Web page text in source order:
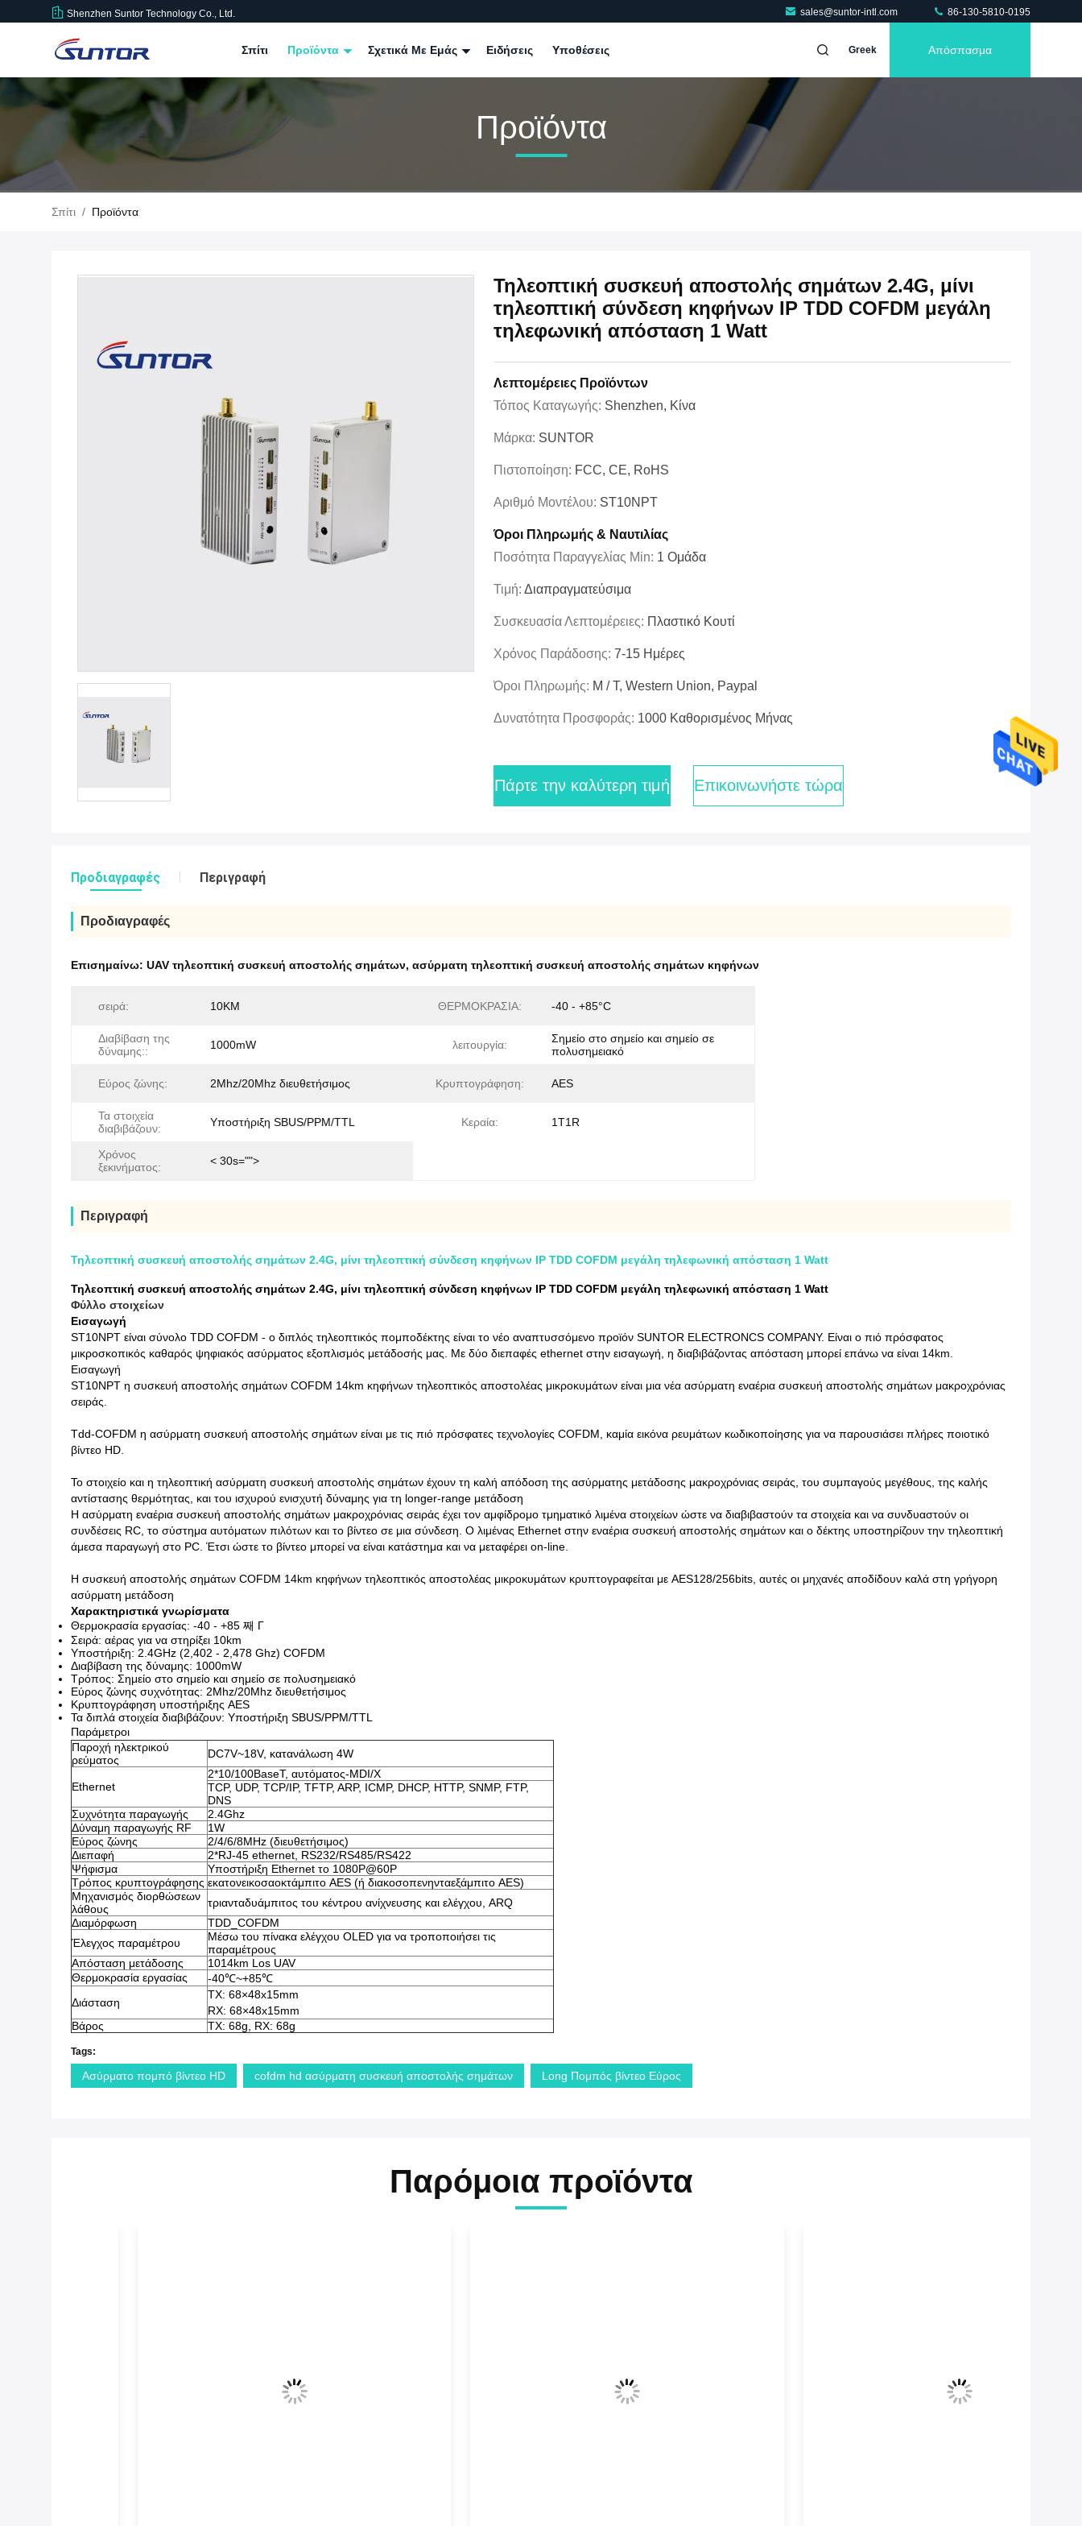
Shenzhen Suntor Technology Co., Ltd. sales@suntor-intl.com 86-130-5810-0195
Σπίτι Προϊόντα Σχετικά Με Εμάς Ειδήσεις Υποθέσεις Greek Απόσπασμα
Προϊόντα
Σπίτι / Προϊόντα
Τηλεοπτική συσκευή αποστολής σημάτων 2.4G, μίνι
τηλεοπτική σύνδεση κηφήνων IP TDD COFDM μεγάλη
τηλεφωνική απόσταση 1 Watt
Λεπτομέρειες Προϊόντων
Τόπος Καταγωγής: Shenzhen, Κίνα
Μάρκα: SUNTOR
Πιστοποίηση: FCC, CE, RoHS
Αριθμό Μοντέλου: ST10NPT
Όροι Πληρωμής & Ναυτιλίας
Ποσότητα Παραγγελίας Min: 1 Ομάδα
Τιμή: Διαπραγματεύσιμα
Συσκευασία Λεπτομέρειες: Πλαστικό Κουτί
Χρόνος Παράδοσης: 7-15 Ημέρες
Όροι Πληρωμής: Μ / Τ, Western Union, Paypal
Δυνατότητα Προσφοράς: 1000 Καθορισμένος Μήνας
Πάρτε την καλύτερη τιμή Επικοινωνήστε τώρα
Προδιαγραφές Περιγραφή
Προδιαγραφές
Επισημαίνω: UAV τηλεοπτική συσκευή αποστολής σημάτων, ασύρματη τηλεοπτική συσκευή αποστολής σημάτων κηφήνων
σειρά: 10KM ΘΕΡΜΟΚΡΑΣΙΑ: -40 - +85°C
Διαβίβαση της
δύναμης::
1000mW λειτουργία:
Σημείο στο σημείο και σημείο σε
πολυσημειακό
Εύρος ζώνης: 2Mhz/20Mhz διευθετήσιμος Κρυπτογράφηση: AES
Τα στοιχεία
διαβιβάζουν:
Υποστήριξη SBUS/PPM/TTL Κεραία: 1T1R
Χρόνος
ξεκινήματος:
< 30s="">
Περιγραφή
Τηλεοπτική συσκευή αποστολής σημάτων 2.4G, μίνι τηλεοπτική σύνδεση κηφήνων IP TDD COFDM μεγάλη τηλεφωνική απόσταση 1 Watt
Τηλεοπτική συσκευή αποστολής σημάτων 2.4G, μίνι τηλεοπτική σύνδεση κηφήνων IP TDD COFDM μεγάλη τηλεφωνική απόσταση 1 Watt
Φύλλο στοιχείων
Εισαγωγή
ST10NPT είναι σύνολο TDD COFDM - ο διπλός τηλεοπτικός πομποδέκτης είναι το νέο αναπτυσσόμενο προϊόν SUNTOR ELECTRONCS COMPANY. Είναι ο πιό πρόσφατος
μικροσκοπικός καθαρός ψηφιακός ασύρματος εξοπλισμός μετάδοσής μας. Με δύο διεπαφές ethernet στην εισαγωγή, η διαβιβάζοντας απόσταση μπορεί επάνω να είναι 14km.
Εισαγωγή
ST10NPT η συσκευή αποστολής σημάτων COFDM 14km κηφήνων τηλεοπτικός αποστολέας μικροκυμάτων είναι μια νέα ασύρματη εναέρια συσκευή αποστολής σημάτων μακροχρόνιας
σειράς.
Tdd-COFDM η ασύρματη συσκευή αποστολής σημάτων είναι με τις πιό πρόσφατες τεχνολογίες COFDM, καμία εικόνα ρευμάτων κωδικοποίησης για να παρουσιάσει πλήρες ποιοτικό
βίντεο HD.
Το στοιχείο και η τηλεοπτική ασύρματη συσκευή αποστολής σημάτων έχουν τη καλή απόδοση της ασύρματης μετάδοσης μακροχρόνιας σειράς, του συμπαγούς μεγέθους, της καλής
αντίστασης θερμότητας, και του ισχυρού ενισχυτή δύναμης για τη longer-range μετάδοση
Η ασύρματη εναέρια συσκευή αποστολής σημάτων μακροχρόνιας σειράς έχει τον αμφίδρομο τμηματικό λιμένα στοιχείων ώστε να διαβιβαστούν τα στοιχεία και να συνδυαστούν οι
συνδέσεις RC, το σύστημα αυτόματων πιλότων και το βίντεο σε μια σύνδεση. Ο λιμένας Ethernet στην εναέρια συσκευή αποστολής σημάτων και ο δέκτης υποστηρίζουν την τηλεοπτική
άμεσα παραγωγή στο PC. Έτσι ώστε το βίντεο μπορεί να είναι κατάστημα και να μεταφέρει on-line.
Η συσκευή αποστολής σημάτων COFDM 14km κηφήνων τηλεοπτικός αποστολέας μικροκυμάτων κρυπτογραφείται με AES128/256bits, αυτές οι μηχανές αποδίδουν καλά στη γρήγορη
ασύρματη μετάδοση
Χαρακτηριστικά γνωρίσματα
Θερμοκρασία εργασίας: -40 - +85 째 Γ
Σειρά: αέρας για να στηρίξει 10km
Υποστήριξη: 2.4GHz (2,402 - 2,478 Ghz) COFDM
Διαβίβαση της δύναμης: 1000mW
Τρόπος: Σημείο στο σημείο και σημείο σε πολυσημειακό
Εύρος ζώνης συχνότητας: 2Mhz/20Mhz διευθετήσιμος
Κρυπτογράφηση υποστήριξης AES
Τα διπλά στοιχεία διαβιβάζουν: Υποστήριξη SBUS/PPM/TTL
Παράμετροι
Παροχή ηλεκτρικού
ρεύματος
DC7V~18V, κατανάλωση 4W
Ethernet
2*10/100BaseT, αυτόματος-MDI/X
TCP, UDP, TCP/IP, TFTP, ARP, ICMP, DHCP, HTTP, SNMP, FTP,
DNS
Συχνότητα παραγωγής
2.4Ghz
Δύναμη παραγωγής RF
1W
Εύρος ζώνης
2/4/6/8MHz (διευθετήσιμος)
Διεπαφή
2*RJ-45 ethernet, RS232/RS485/RS422
Ψήφισμα
Υποστήριξη Ethernet το 1080P@60P
Τρόπος κρυπτογράφησης εκατονεικοσαοκτάμπιτο AES (ή διακοσοπενηνταεξάμπιτο AES)
Μηχανισμός διορθώσεων
λάθους
τριανταδυάμπιτος του κέντρου ανίχνευσης και ελέγχου, ARQ
Διαμόρφωση
TDD_COFDM
Έλεγχος παραμέτρου
Μέσω του πίνακα ελέγχου OLED για να τροποποιήσει τις
παραμέτρους
Απόσταση μετάδοσης
1014km Los UAV
Θερμοκρασία εργασίας
-40℃~+85℃
Διάσταση
TX: 68×48x15mm
RX: 68×48x15mm
Βάρος
TX: 68g, RX: 68g
Tags:
Ασύρματο πομπό βίντεο HD cofdm hd ασύρματη συσκευή αποστολής σημάτων Long Πομπός βίντεο Εύρος
Παρόμοια προϊόντα